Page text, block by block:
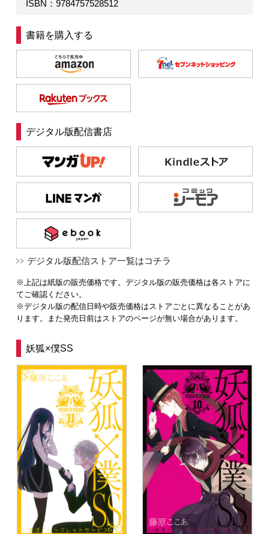
ISBN：9784757528512
書籍を購入する
デジタル版配信書店
デジタル版配信ストア一覧はコチラ
※上記は紙版の販売価格です。デジタル版の販売価格は各ストアに
てご確認ください。
※デジタル版の配信日時や販売価格はストアごとに異なることがあ
ります。また発売日前はストアのページが無い場合があります。
妖狐×僕SS